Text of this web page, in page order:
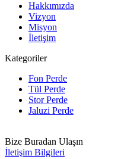
Hakkımızda
Vizyon
Misyon
İletişim
Kategoriler
Fon Perde
Tül Perde
Stor Perde
Jaluzi Perde
Bize Buradan Ulaşın
İletişim Bilgileri